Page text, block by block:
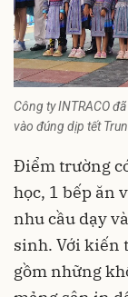
Công ty INTRACO
vào đúng dịp tết
Điểm trường
học, 1 bếp ăn
nhu cầu dạy
sinh. Với kiến
gồm những